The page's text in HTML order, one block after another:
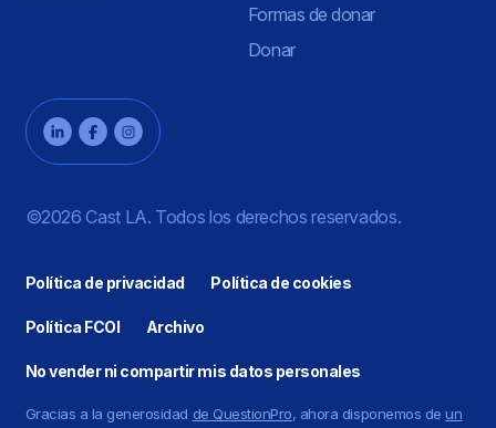
Formas de donar
Donar
©2026 Cast LA. Todos los derechos reservados.
Política de privacidad Política de cookies
Política FCOI Archivo
No vender ni compartir mis datos personales
Gracias a la generosidad de QuestionPro, ahora disponemos de un